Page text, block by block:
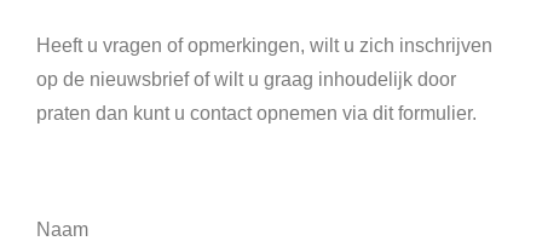
Heeft u vragen of opmerkingen, wilt u zich inschrijven
op de nieuwsbrief of wilt u graag inhoudelijk door
praten dan kunt u contact opnemen via dit formulier.
Naam